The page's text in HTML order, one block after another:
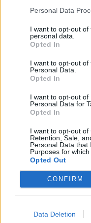
Personal Data
I want to opt-out
personal data.
Opted In
I want to opt-out of
Personal Data.
Opted In
I want to opt-out of
Personal Data for
Opted In
I want to opt-out of
Retention, Sale,
Personal Data that
Purposes for which
Opted Out
CONFIRM
Data Deletion
TP Greece:
μέλλον του